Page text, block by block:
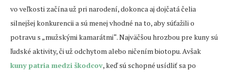
vo veľkosti začína už pri narodení, dokonca aj dojčatá čelia
silnejšej konkurencii a sú menej vhodné na to, aby súťažili o
potravu s „mužskými kamarátmi“. Najväčšou hrozbou pre kuny sú
ľudské aktivity, či už odchytom alebo ničením biotopu. Avšak
kuny patria medzi škodcov, keď sú schopné usídliť sa po